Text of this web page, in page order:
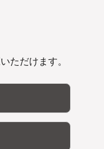
ただけます。